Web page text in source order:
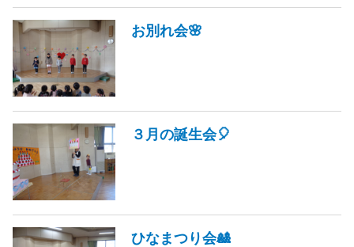
お別れ会🌸
３月の誕生会🎈
ひなまつり会🎎